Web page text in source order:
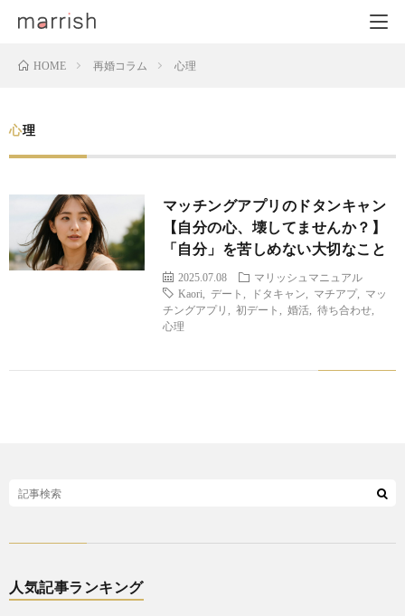
HOME 再婚コラム 心理
心理
マッチングアプリのドタンキャン
【自分の心、壊してませんか？】
「自分」を苦しめない大切なこと
2025.07.08
マリッシュマニュアル
Kaori
デート ドタキャン マチアプ, マッ
チングアプリ
初デート 婚活, 待ち合わせ,
心理
人気記事ランキング